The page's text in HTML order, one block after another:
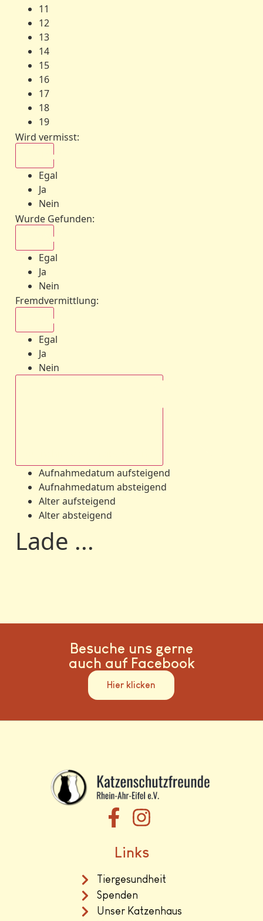
11
12
13
14
15
16
17
18
19
Wird vermisst:
Egal
Ja
Nein
Wurde Gefunden:
Egal
Ja
Nein
Fremdvermittlung:
Egal
Ja
Nein
Aufnahmedatum aufsteigend
Aufnahmedatum absteigend
Alter aufsteigend
Alter absteigend
Lade ...
Besuche uns gerne
auch auf Facebook
Hier klicken
Links
Tiergesundheit
Spenden
Unser Katzenhaus